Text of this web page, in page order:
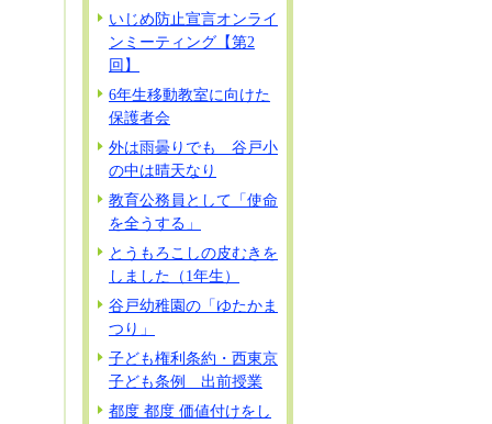
いじめ防止宣言オンライ
ンミーティング【第2
回】
6年生移動教室に向けた
保護者会
外は雨曇りでも 谷戸小
の中は晴天なり
教育公務員として「使命
を全うする」
とうもろこしの皮むきを
しました（1年生）
谷戸幼稚園の「ゆたかま
つり」
子ども権利条約・西東京
子ども条例 出前授業
都度 都度 価値付けをし